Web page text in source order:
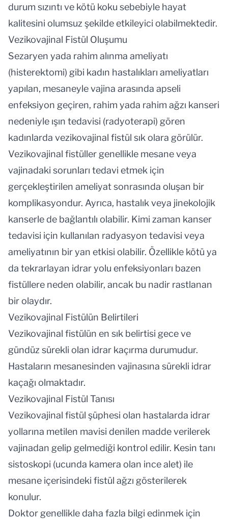
durum sızıntı ve kötü koku sebebiyle hayat
kalitesini olumsuz şekilde etkileyici olabilmektedir.
Vezikovajinal Fistül Oluşumu
Sezaryen yada rahim alınma ameliyatı
(histerektomi) gibi kadın hastalıkları ameliyatları
yapılan, mesaneyle vajina arasında apseli
enfeksiyon geçiren, rahim yada rahim ağzı kanseri
nedeniyle ışın tedavisi (radyoterapi) gören
kadınlarda vezikovajinal fistül sık olara görülür.
Vezikovajinal fistüller genellikle mesane veya
vajinadaki sorunları tedavi etmek için
gerçekleştirilen ameliyat sonrasında oluşan bir
komplikasyondur. Ayrıca, hastalık veya jinekolojik
kanserle de bağlantılı olabilir. Kimi zaman kanser
tedavisi için kullanılan radyasyon tedavisi veya
ameliyatının bir yan etkisi olabilir. Özellikle kötü ya
da tekrarlayan idrar yolu enfeksiyonları bazen
fistüllere neden olabilir, ancak bu nadir rastlanan
bir olaydır.
Vezikovajinal Fistülün Belirtileri
Vezikovajinal fistülün en sık belirtisi gece ve
gündüz sürekli olan idrar kaçırma durumudur.
Hastaların mesanesinden vajinasına sürekli idrar
kaçağı olmaktadır.
Vezikovajinal Fistül Tanısı
Vezikovajinal fistül şüphesi olan hastalarda idrar
yollarına metilen mavisi denilen madde verilerek
vajinadan gelip gelmediği kontrol edilir. Kesin tanı
sistoskopi (ucunda kamera olan ince alet) ile
mesane içerisindeki fistül ağzı gösterilerek
konulur.
Doktor genellikle daha fazla bilgi edinmek için